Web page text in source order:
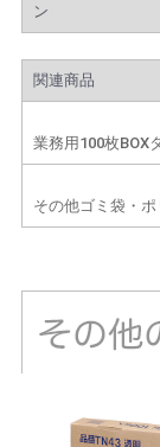
ン
関連商品
業務用100枚BOX
その他ゴミ袋・ポ